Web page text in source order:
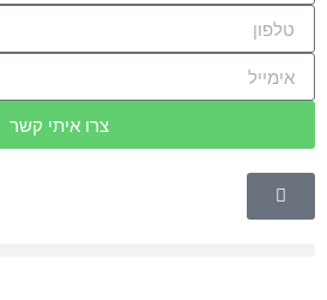
צרו איתי קשר